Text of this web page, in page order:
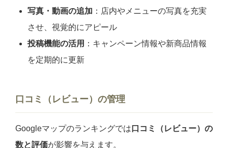
写真・動画の追加 ：店内やメニューの写真を充実
させ、視覚的にアピール
投稿機能の活用 ：キャンペーン情報や新商品情報
を定期的に更新
口コミ（レビュー）の管理
Googleマップのランキングでは 口コミ（レビュー）の
数と評価が影響を与えます。